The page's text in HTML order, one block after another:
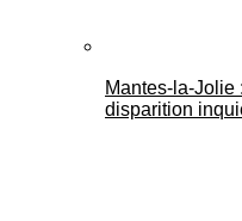
Mantes-la-Jolie
disparition